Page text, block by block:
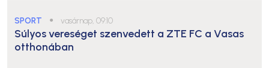
SPORT ● vasárnap, 09:10
Súlyos vereséget szenvedett a ZTE FC a Vasas
otthonában